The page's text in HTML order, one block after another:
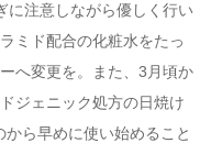
に注意しながら優しく行い
ミド配合の化粧水をたっ
へ変更を。また、3月頃か
ジェニック処方の日焼け
ら早めに使い始めること